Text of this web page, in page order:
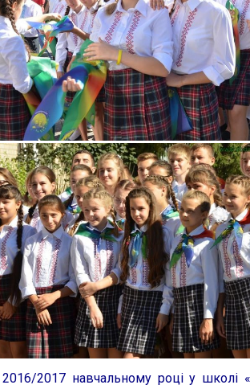
2017 навчальному році у школі